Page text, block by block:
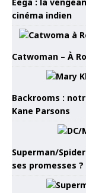
cinéma indien
Catwoman – À
Backrooms :
Kane Parsons
Superman/
ses promesses ?